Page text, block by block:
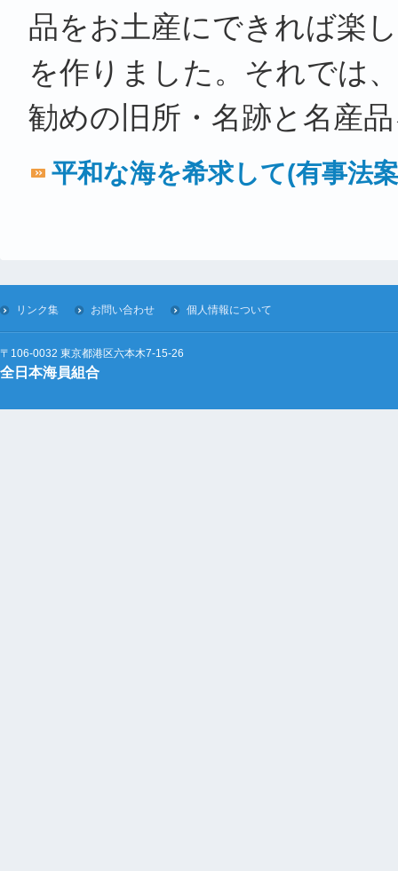
品をお土産にできれば楽
を作りました。それでは
勧めの旧所・名跡と名産
平和な海を希求して(有事法
リンク集 お問い合わせ 個人情報について
〒106-0032 東京都港区六本木7-15-26
全日本海員組合